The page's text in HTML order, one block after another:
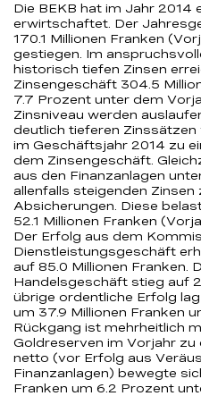
Die BEKB hat im Jahr 2014
erwirtschaftet. Der
170.1 Millionen Franken
gestiegen. Im
historisch tiefen Zinsen
Zinsengeschäft 304.5
7.7 Prozent unter dem
Zinsniveau werden
deutlich tieferen
im Geschäftsjahr 2014 zu
dem Zinsengeschäft.
aus den Finanzanlagen
allenfalls steigenden
Absicherungen. Diese
52.1 Millionen Franken
Der Erfolg aus dem
Dienstleistungsgeschäft
auf 85.0 Millionen Franken.
Handelsgeschäft stieg auf
übrige ordentliche Erfolg
um 37.9 Millionen Franken
Rückgang ist mehrheitlich
Goldreserven im Vorjahr
netto (vor Erfolg aus
Finanzanlagen) bewegte
Franken um 6.2 Prozent